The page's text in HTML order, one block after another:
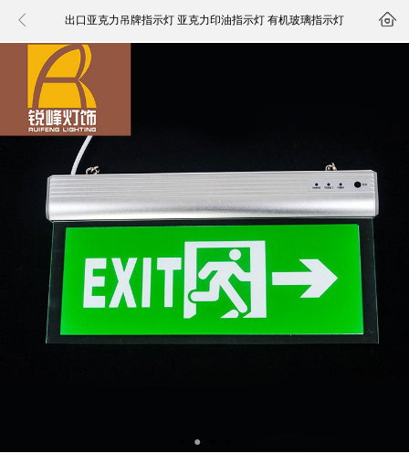
 出口亚克力吊牌指示灯 亚克力印油指示灯 有机玻璃指示灯 
●